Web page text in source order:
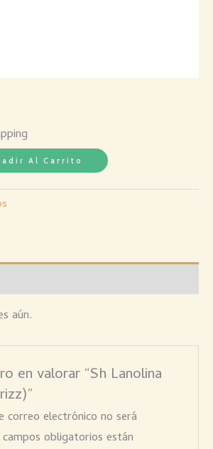
Al Carrito
aún.
en valorar “Sh Lanolina
correo electrónico no será
obligatorios están